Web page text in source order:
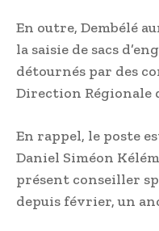
En outre, Dembélé
la saisie de sacs
détournés par des
Direction Régionale
En rappel, le poste
Daniel Siméon
présent conseiller
depuis février, un